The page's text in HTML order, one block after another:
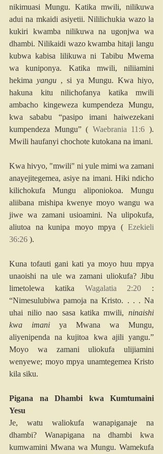
nikimuasi Mungu. Katika mwili, nilikuwa
adui na mkaidi asiyetii. Nililichukia wazo la
kukiri kwamba nilikuwa na ugonjwa wa
dhambi. Nilikaidi wazo kwamba hitaji langu
kubwa kabisa lilikuwa ni Tabibu Mwema
wa kuniponya. Katika mwili, niliiamini
hekima yangu , si ya Mungu. Kwa hiyo,
hakuna kitu nilichofanya katika mwili
ambacho kingeweza kumpendeza Mungu,
kwa sababu “pasipo imani haiwezekani
kumpendeza Mungu” ( Waebrania 11:6 ).
Mwili haufanyi chochote kutokana na imani.
Kwa hivyo, "mwili" ni yule mimi wa zamani
anayejitegemea, asiye na imani. Hiki ndicho
kilichokufa Mungu aliponiokoa. Mungu
aliibana mishipa kwenye moyo wangu wa
jiwe wa zamani usioamini. Na ulipokufa,
aliutoa na kunipa moyo mpya ( Ezekieli
36:26 ).
Kuna tofauti gani kati ya moyo huu mpya
unaoishi na ule wa zamani uliokufa? Jibu
limetolewa katika Wagalatia 2:20 :
“Nimesulubiwa pamoja na Kristo. . . . Na
uhai nilio nao sasa katika mwili, ninaishi
kwa imani ya Mwana wa Mungu,
aliyenipenda na kujitoa kwa ajili yangu.”
Moyo wa zamani uliokufa ulijiamini
wenyewe; moyo mpya unamtegemea Kristo
kila siku.
Pigana na Dhambi kwa Kumtumaini
Yesu
Je, watu waliokufa wanapiganaje na
dhambi? Wanapigana na dhambi kwa
kumwamini Mwana wa Mungu. Wamekufa